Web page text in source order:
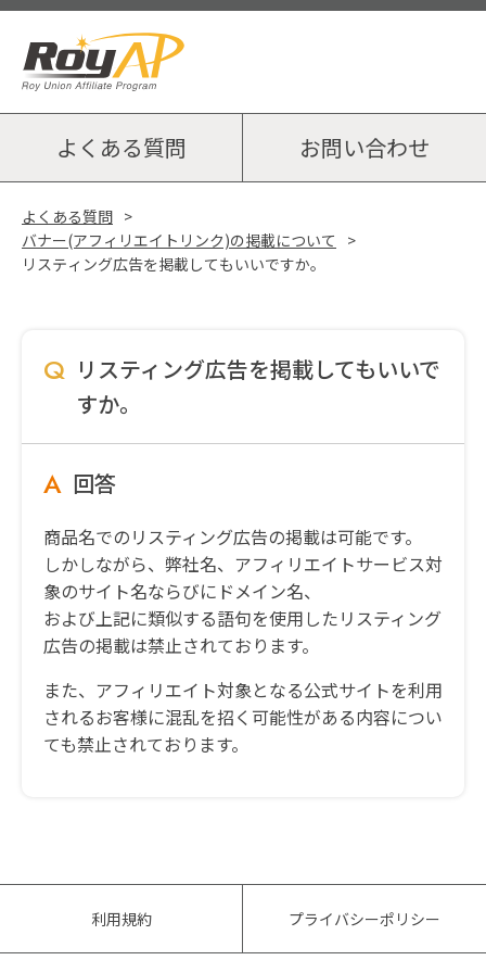
よくある質問 お問い合わせ
よくある質問
バナー(アフィリエイトリンク)の掲載について
リスティング広告を掲載してもいいですか。
Q リスティング広告を掲載してもいいで
すか。
A 回答
商品名でのリスティング広告の掲載は可能です。
しかしながら、弊社名、アフィリエイトサービス対
象のサイト名ならびにドメイン名、
および上記に類似する語句を使用したリスティング
広告の掲載は禁止されております。
また、アフィリエイト対象となる公式サイトを利用
されるお客様に混乱を招く可能性がある内容につい
ても禁止されております。
利用規約 プライバシーポリシー